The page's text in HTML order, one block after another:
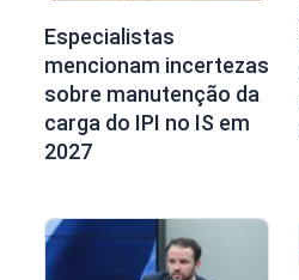
Especialistas
mencionam incertezas
sobre manutenção da
carga do IPI no IS em
2027